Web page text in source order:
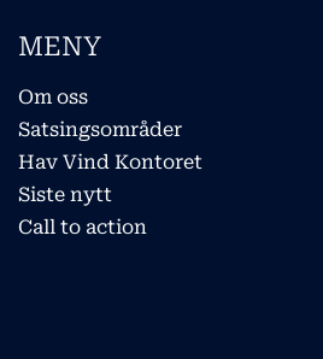
MENY
Om oss
Satsingsområder
Hav Vind Kontoret
Siste nytt
Call to action